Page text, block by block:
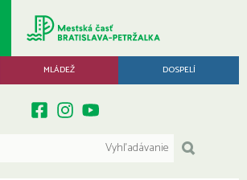
MLÁDEŽ DOSPELÍ